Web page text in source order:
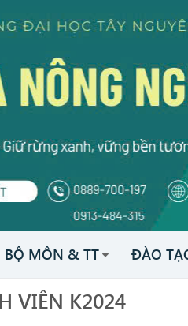
BỘ MÔN & TT ĐÀO
VIÊN K2024